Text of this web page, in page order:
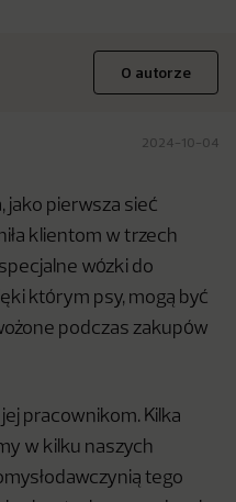
O autorze
2024-10-04
jako pierwsza sieć
klientom w trzech
wózki do
którym psy, mogą być
podczas zakupów
pracownikom. Kilka
w kilku naszych
tego